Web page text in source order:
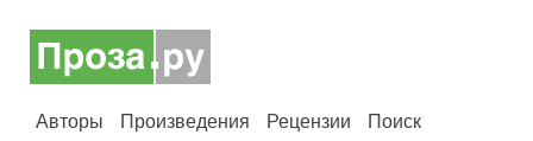
Авторы Произведения Рецензии
Поиск